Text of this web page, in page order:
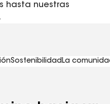
hasta nuestras
Sostenibilidad La